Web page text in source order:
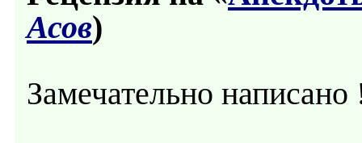
Асов)
Замечательно